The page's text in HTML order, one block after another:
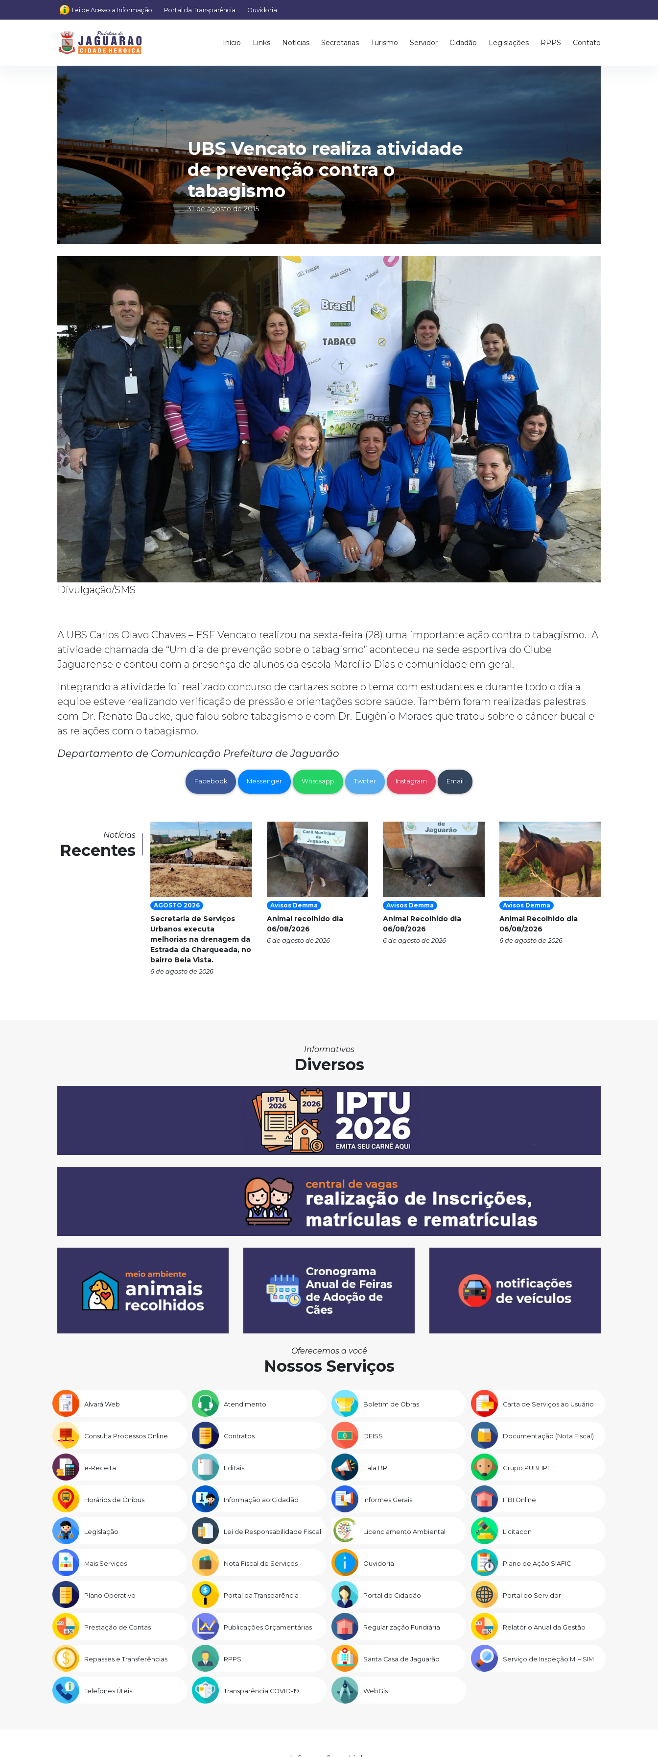
Lei de Acesso a Informação Portal da Transparência Ouvidoria
Início Links Notícias Secretarias Turismo Servidor Cidadão Legislações RPPS Contato
UBS Vencato realiza atividade
de prevenção contra o
tabagismo
31 de agosto de 2015
Divulgação/SMS
A UBS Carlos Olavo Chaves – ESF Vencato realizou na sexta-feira (28) uma importante ação contra o tabagismo. A
atividade chamada de “Um dia de prevenção sobre o tabagismo” aconteceu na sede esportiva do Clube
Jaguarense e contou com a presença de alunos da escola Marcílio Dias e comunidade em geral.
Integrando a atividade foi realizado concurso de cartazes sobre o tema com estudantes e durante todo o dia a
equipe esteve realizando verificação de pressão e orientações sobre saúde. Também foram realizadas palestras
com Dr. Renato Baucke, que falou sobre tabagismo e com Dr. Eugênio Moraes que tratou sobre o câncer bucal e
as relações com o tabagismo.
Departamento de Comunicação Prefeitura de Jaguarão
Facebook Messenger Whatsapp Twitter Instagram Email
Notícias
Recentes
AGOSTO 2026
Secretaria de Serviços
Urbanos executa
melhorias na drenagem da
Estrada da Charqueada, no
bairro Bela Vista.
6 de agosto de 2026
Avisos Demma
Animal recolhido dia
06/08/2026
6 de agosto de 2026
Avisos Demma
Animal Recolhido dia
06/08/2026
6 de agosto de 2026
Avisos Demma
Animal Recolhido dia
06/08/2026
6 de agosto de 2026
Informativos
Diversos
Oferecemos a você
Nossos Serviços
Alvará Web Atendimento Boletim de Obras Carta de Serviços ao Usuário
Consulta Processos Online Contratos DEISS Documentação (Nota Fiscal)
e-Receita Editais Fala.BR Grupo PUBLIPET
Horários de Ônibus Informação ao Cidadão Informes Gerais ITBI Online
Legislação Lei de Responsabilidade Fiscal Licenciamento Ambiental Licitacon
Mais Serviços Nota Fiscal de Serviços Ouvidoria Plano de Ação SIAFIC
Plano Operativo Portal da Transparência Portal do Cidadão Portal do Servidor
Prestação de Contas Publicações Orçamentárias Regularização Fundiária Relatório Anual da Gestão
Repasses e Transferências RPPS Santa Casa de Jaguarão Serviço de Inspeção M. – SIM
Telefones Úteis Transparência COVID-19 WebGis